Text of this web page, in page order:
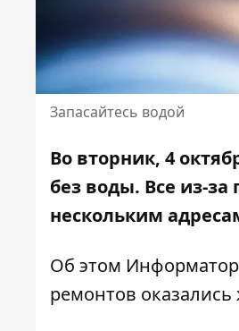
Запасайтесь водой
Во вторник, 4
без воды. Все из-за
нескольким
Об этом
ремонтов